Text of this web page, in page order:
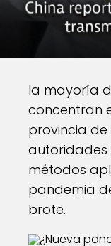
la mayoría
concentran
provincia
autoridades
métodos
pandemia
brote.